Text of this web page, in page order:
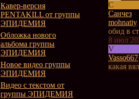
Кавер-версия
PENTAKILL от группы
ЭПИДЕМИЯ
Обложка нового
альбома группы
ЭПИДЕМИЯ
Новое видео группы
ЭПИДЕМИЯ
Видео с текстом от
группы ЭПИДЕМИЯ
С
Санчез
mohnatiy
обид в
8 июл
V
Vasso667
какая